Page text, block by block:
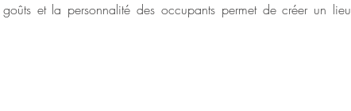
goûts et la personnalité des occupants permet de créer un lieu